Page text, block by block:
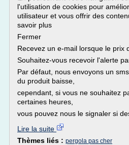
l'utilisation de cookies pour
utilisateur et vous offrir des
savoir plus
Fermer
Recevez un e-mail lorsque le prix
Souhaitez-vous recevoir l'alerte
Par défaut, nous envoyons un
du produit baisse,
cependant, si vous ne souhaitez
certaines heures,
vous pouvez nous le signaler si
Lire la suite
Thèmes liés : pergola pas cher